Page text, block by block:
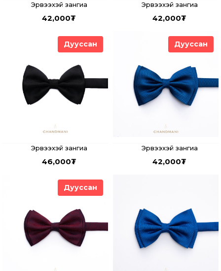
Эрвээхэй зангиа
42,000₮
Эрвээхэй зангиа
42,000₮
Дууссан
Эрвээхэй зангиа
46,000₮
Дууссан
Эрвээхэй зангиа
42,000₮
Дууссан